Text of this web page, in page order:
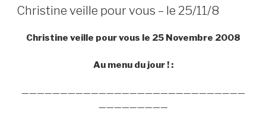
LE
Christine veille pour vous – le 25/11/8
Christine veille pour vous le 25 Novembre 2008
Au menu du jour ! :
—————————————————————————————
—————————